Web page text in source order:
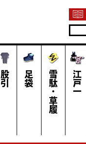
股引 足袋 雪駄・草履 江戸一